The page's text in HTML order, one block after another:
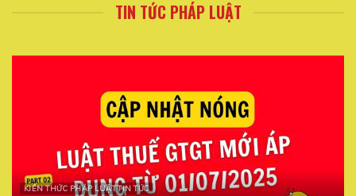
TIN TỨC PHÁP LUẬT
KIẾN THỨC PHÁP LUẬT TIN TỨC